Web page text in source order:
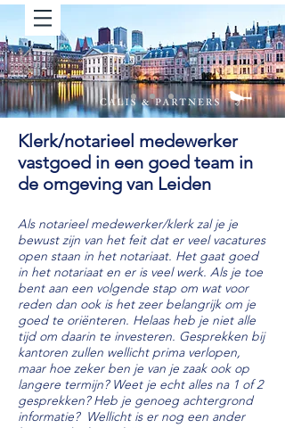
Klerk/notarieel medewerker
vastgoed in een goed team in
de omgeving van Leiden
Als notarieel medewerker/klerk zal je je
bewust zijn van het feit dat er veel vacatures
open staan in het notariaat. Het gaat goed
in het notariaat en er is veel werk. Als je toe
bent aan een volgende stap om wat voor
reden dan ook is het zeer belangrijk om je
goed te oriënteren. Helaas heb je niet alle
tijd om daarin te investeren. Gesprekken bij
kantoren zullen wellicht prima verlopen,
maar hoe zeker ben je van je zaak ook op
langere termijn? Weet je echt alles na 1 of 2
gesprekken? Heb je genoeg achtergrond
informatie? Wellicht is er nog een ander